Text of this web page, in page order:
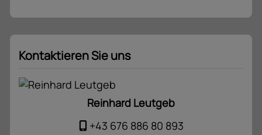
Kontaktieren Sie uns
Reinhard Leutgeb
+43 676 886 80 893